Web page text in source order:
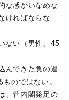
な感がいなめな
ければならな
ない（男性、45
んできた負の遺
のではない。
、菅内閣発足の